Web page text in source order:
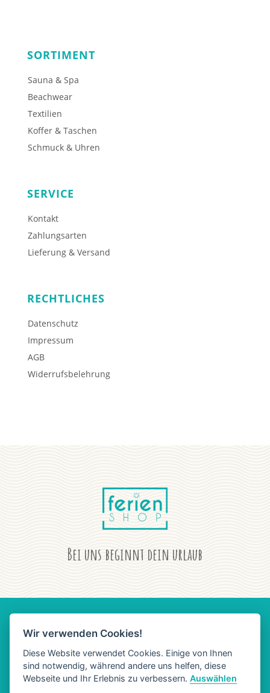
SORTIMENT
Sauna & Spa
Beachwear
Textilien
Koffer & Taschen
Schmuck & Uhren
SERVICE
Kontakt
Zahlungsarten
Lieferung & Versand
RECHTLICHES
Datenschutz
Impressum
AGB
Widerrufsbelehrung
Bei uns beginnt dein urlaub
AGB DATENSCHUTZ
Wir verwenden Cookies!
Diese Website verwendet Cookies. Einige von Ihnen
sind notwendig, während andere uns helfen, diese
Webseite und Ihr Erlebnis zu verbessern.Auswählen